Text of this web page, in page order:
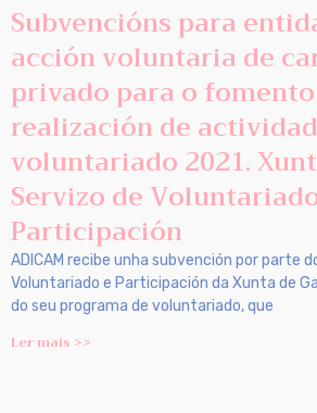
Subvencións para
acción voluntaria de
privado para o
realización de
voluntariado 2021.
Servizo de
Participación
ADICAM recibe unha subvención por parte
Voluntariado e Participación da Xunta de
do seu programa de voluntariado, que
Ler mais >>